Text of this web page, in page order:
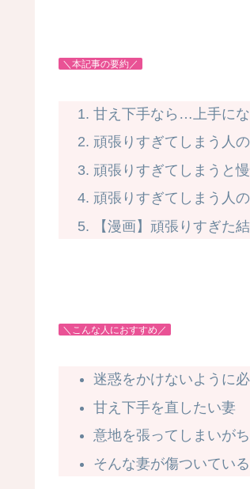
＼本記事の要約／
甘え下手なら…上手にな
頑張りすぎてしまう人
頑張りすぎてしまうと
頑張りすぎてしまう人
【漫画】頑張りすぎた
＼こんな人におすすめ／
迷惑をかけないように
甘え下手を直したい妻
意地を張ってしまいが
そんな妻が傷ついてい